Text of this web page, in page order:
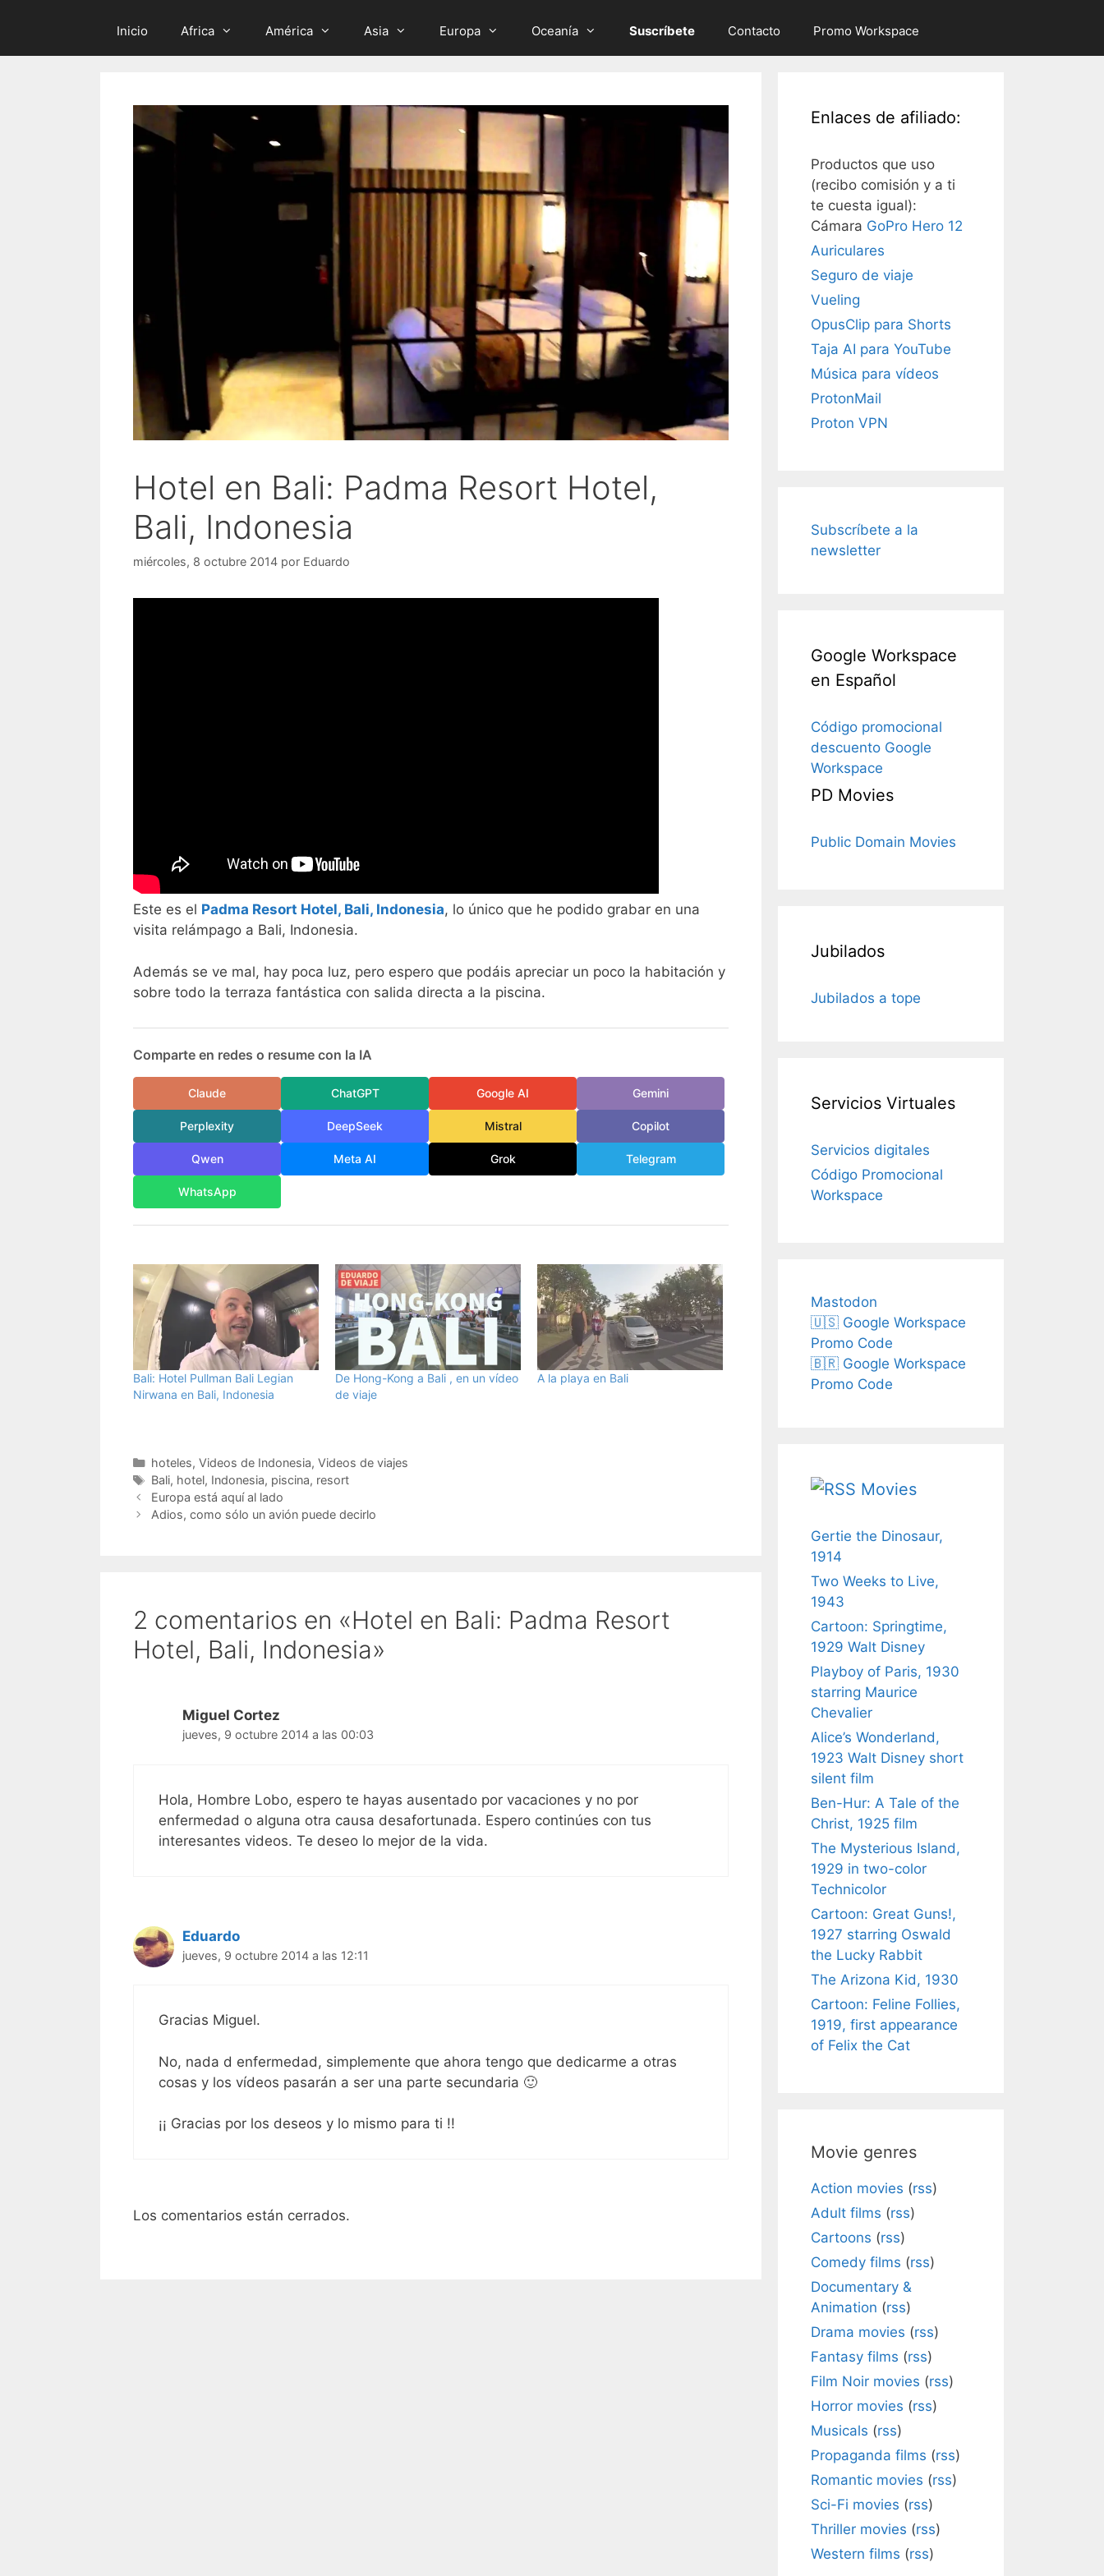
Inicio Africa América Asia Europa Oceanía Suscríbete Contacto Promo Workspace
Hotel en Bali: Padma Resort Hotel,
Bali, Indonesia
miércoles, 8 octubre 2014 por Eduardo
Este es el Padma Resort Hotel, Bali, Indonesia, lo único que he podido grabar en una
visita relámpago a Bali, Indonesia.
Además se ve mal, hay poca luz, pero espero que podáis apreciar un poco la habitación y
sobre todo la terraza fantástica con salida directa a la piscina.
Comparte en redes o resume con la IA
Claude ChatGPT Google AI Gemini
Perplexity DeepSeek Mistral Copilot
Qwen Meta AI Grok Telegram
WhatsApp
Bali: Hotel Pullman Bali Legian
Nirwana en Bali, Indonesia
De Hong-Kong a Bali , en un vídeo
de viaje
A la playa en Bali
Categorías
hoteles, Videos de Indonesia, Videos de viajes
Etiquetas
Bali, hotel, Indonesia, piscina, resort
Europa está aquí al lado
Adios, como sólo un avión puede decirlo
2 comentarios en «Hotel en Bali: Padma Resort
Hotel, Bali, Indonesia»
Miguel Cortez
jueves, 9 octubre 2014 a las 00:03
Hola, Hombre Lobo, espero te hayas ausentado por vacaciones y no por
enfermedad o alguna otra causa desafortunada. Espero continúes con tus
interesantes videos. Te deseo lo mejor de la vida.
Eduardo
jueves, 9 octubre 2014 a las 12:11
Gracias Miguel.
No, nada d enfermedad, simplemente que ahora tengo que dedicarme a otras
cosas y los vídeos pasarán a ser una parte secundaria 🙂
¡¡ Gracias por los deseos y lo mismo para ti !!
Los comentarios están cerrados.
Enlaces de afiliado:
Productos que uso
(recibo comisión y a ti
te cuesta igual):
Cámara GoPro Hero 12
Auriculares
Seguro de viaje
Vueling
OpusClip para Shorts
Taja AI para YouTube
Música para vídeos
ProtonMail
Proton VPN
Subscríbete a la
newsletter
Google Workspace
en Español
Código promocional
descuento Google
Workspace
PD Movies
Public Domain Movies
Jubilados
Jubilados a tope
Servicios Virtuales
Servicios digitales
Código Promocional
Workspace
Mastodon
🇺🇸 Google Workspace
Promo Code
🇧🇷 Google Workspace
Promo Code
Movies
Gertie the Dinosaur,
1914
Two Weeks to Live,
1943
Cartoon: Springtime,
1929 Walt Disney
Playboy of Paris, 1930
starring Maurice
Chevalier
Alice’s Wonderland,
1923 Walt Disney short
silent film
Ben-Hur: A Tale of the
Christ, 1925 film
The Mysterious Island,
1929 in two-color
Technicolor
Cartoon: Great Guns!,
1927 starring Oswald
the Lucky Rabbit
The Arizona Kid, 1930
Cartoon: Feline Follies,
1919, first appearance
of Felix the Cat
Movie genres
Action movies (rss)
Adult films (rss)
Cartoons (rss)
Comedy films (rss)
Documentary &
Animation (rss)
Drama movies (rss)
Fantasy films (rss)
Film Noir movies (rss)
Horror movies (rss)
Musicals (rss)
Propaganda films (rss)
Romantic movies (rss)
Sci-Fi movies (rss)
Thriller movies (rss)
Western films (rss)